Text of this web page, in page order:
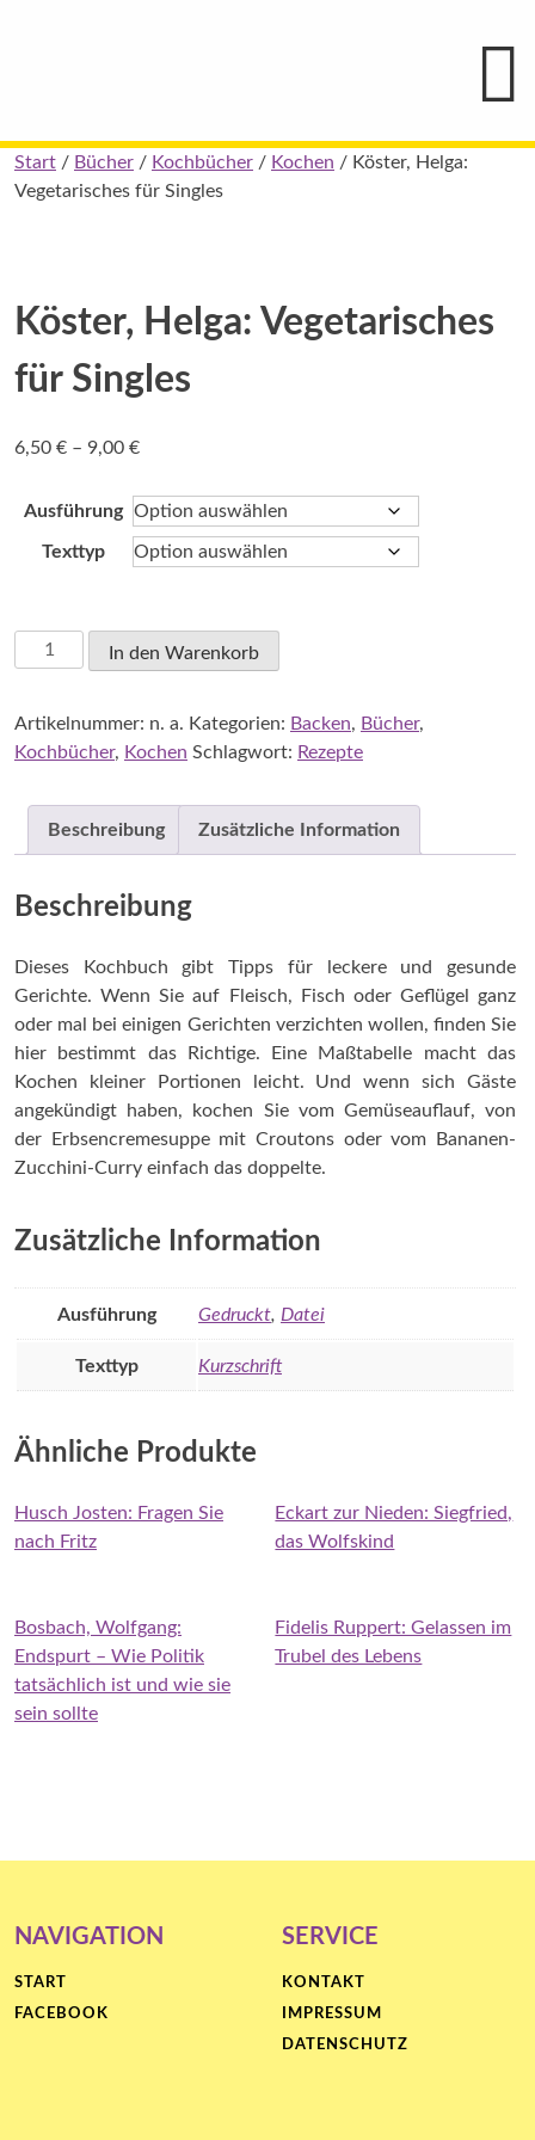
Pauline
von
Skip
to
Start / Bücher / Kochbücher / Kochen / Köster, Helga:
Vegetarisches für Singles
Köster, Helga: Vegetarisches
für Singles
6,50 € – 9,00 €Preisspanne:
bis
9,00 €
Ausführung
Texttyp
Köster,
Helga:
für
Singles
In den Warenkorb
Artikelnummer: n. a. Kategorien: Backen, Bücher,
Kochbücher, Kochen Schlagwort: Rezepte
Beschreibung Zusätzliche Information
Beschreibung
Dieses Kochbuch gibt Tipps für leckere und gesunde
Gerichte. Wenn Sie auf Fleisch, Fisch oder Geflügel ganz
oder mal bei einigen Gerichten verzichten wollen, finden Sie
hier bestimmt das Richtige. Eine Maßtabelle macht das
Kochen kleiner Portionen leicht. Und wenn sich Gäste
angekündigt haben, kochen Sie vom Gemüseauflauf, von
der Erbsencremesuppe mit Croutons oder vom Bananen-
Zucchini-Curry einfach das doppelte.
Zusätzliche Information
Ausführung Gedruckt, Datei
Texttyp Kurzschrift
Ähnliche Produkte
Husch Josten: Fragen Sie
nach Fritz
Eckart zur Nieden: Siegfried,
das Wolfskind
Bosbach, Wolfgang:
Endspurt – Wie Politik
tatsächlich ist und wie sie
sein sollte
Fidelis Ruppert: Gelassen im
Trubel des Lebens
NAVIGATION
START
FACEBOOK
SERVICE
KONTAKT
IMPRESSUM
DATENSCHUTZ